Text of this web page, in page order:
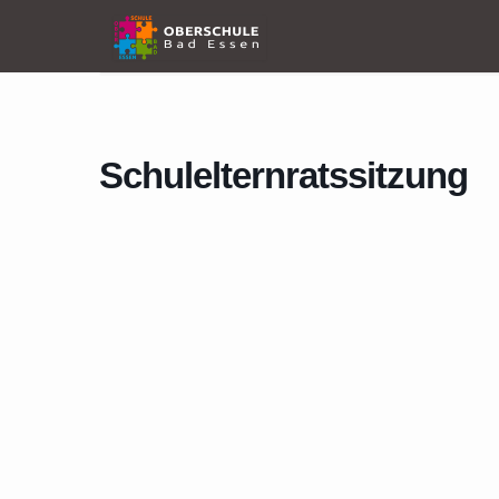
Home Events Schulelternratssitzung
Schulelternratssitzung